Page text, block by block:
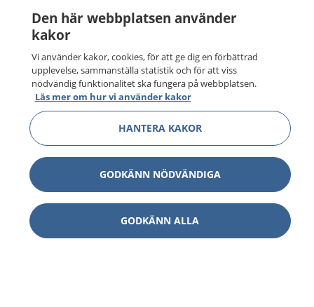
Den här webbplatsen använder
kakor
Vi använder kakor, cookies, för att ge dig en förbättrad
upplevelse, sammanställa statistik och för att viss
nödvändig funktionalitet ska fungera på webbplatsen.
Läs mer om hur vi använder kakor
HANTERA KAKOR
GODKÄNN NÖDVÄNDIGA
GODKÄNN ALLA